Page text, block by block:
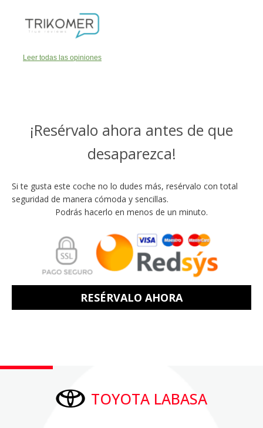
Leer todas las opiniones
¡Resérvalo ahora antes de que
desaparezca!
Si te gusta este coche no lo dudes más, resérvalo con total
seguridad de manera cómoda y sencillas.
Podrás hacerlo en menos de un minuto.
RESÉRVALO AHORA
TOYOTA LABASA